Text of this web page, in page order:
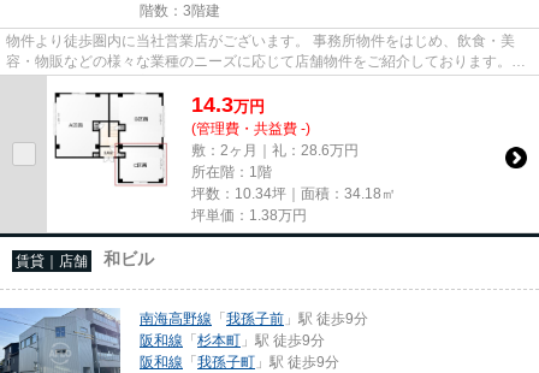
階数：3階建
物件より徒歩圏内に当社営業店がございます。 事務所物件をはじめ、飲食・美
容・物販などの様々な業種のニーズに応じて店舗物件をご紹介しております。
尚、弊社ではおとり広告は一切...
14.3万円
(管理費・共益費 -)
敷：2ヶ月｜礼：28.6万円
所在階：1階
坪数：10.34坪｜面積：34.18㎡
坪単価： 1.38万円
賃貸｜店舗 和ビル
南海高野線 「我孫子前 」駅 徒歩9分
阪和線 「杉本町 」駅 徒歩9分
阪和線 「我孫子町 」駅 徒歩9分